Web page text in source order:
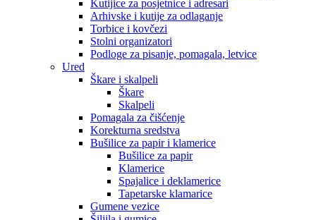
Kutijice za posjetnice i adresari
Arhivske i kutije za odlaganje
Torbice i kovčezi
Stolni organizatori
Podloge za pisanje, pomagala, letvice
Ured
Škare i skalpeli
Škare
Skalpeli
Pomagala za čišćenje
Korekturna sredstva
Bušilice za papir i klamerice
Bušilice za papir
Klamerice
Spajalice i deklamerice
Tapetarske klamarice
Gumene vezice